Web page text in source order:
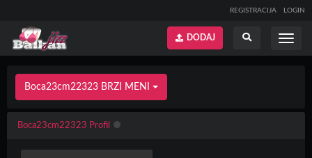
REGISTRACIJA LOGIN
Prikaži
DODAJ
Boca23cm22323 BRZI MENI
Boca23cm22323 Profil